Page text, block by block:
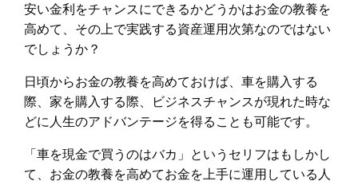
安い金利をチャンスにできるかどうかはお金の教養を
高めて、その上で実践する資産運用次第なのではない
でしょうか？
日頃からお金の教養を高めておけば、車を購入する
際、家を購入する際、ビジネスチャンスが現れた時な
どに人生のアドバンテージを得ることも可能です。
「車を現金で買うのはバカ」というセリフはもしかし
て、お金の教養を高めてお金を上手に運用している人